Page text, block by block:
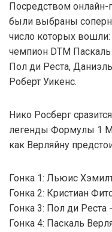
Посредством онлайн-
были выбраны
число которых
чемпион DTM
Пол ди Реста,
Роберт Уикенс.
Нико Росберг
легенды Формулы 1
как Верляйну
Гонка 1: Льюис
Гонка 2: Кристиан
Гонка 3: Пол ди
Гонка 4: Паскаль